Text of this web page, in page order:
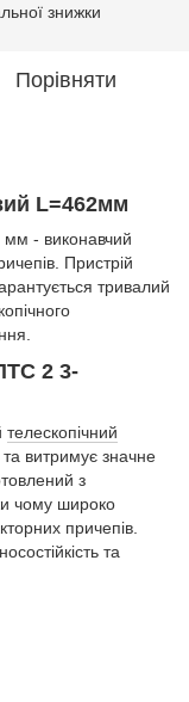
знижки
Порівняти
L=462мм
- виконавчий
Пристрій
тривалий
2 3-
телескопічний
та витримує значне
з
чому широко
причепів.
та